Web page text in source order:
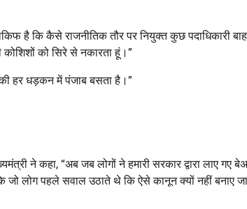
है कि कैसे राजनीतिक तौर पर नियुक्त कुछ पदाधिकारी
को सिरे से नकारता हूं।”
की हर धड़कन में पंजाब बसता है।”
ने कहा, “अब जब लोगों ने हमारी सरकार द्वारा लाए गए
जो लोग पहले सवाल उठाते थे कि ऐसे कानून क्यों नहीं बनाए